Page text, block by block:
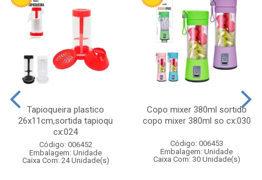
Tapioqueira plastico
26x11cm,sortida tapioqu
cx:024
Código: 006452
Embalagem: Unidade
Caixa Com: 24 Unidade(s)
Copo mixer 380ml sortido
copo mixer 380ml so cx:030
Código: 006453
Embalagem: Unidade
Caixa Com: 30 Unidade(s)